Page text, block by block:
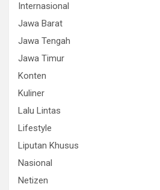
Internasional
Jawa Barat
Jawa Tengah
Jawa Timur
Konten
Kuliner
Lalu Lintas
Lifestyle
Liputan Khusus
Nasional
Netizen